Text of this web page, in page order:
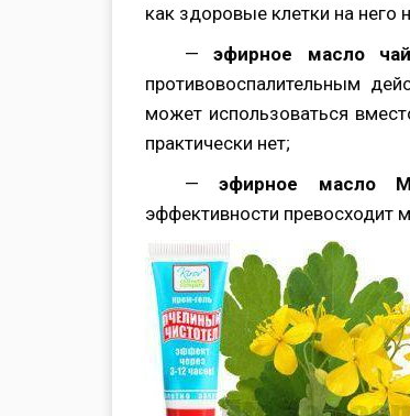
как здоровые клетки на него
—эфирное масло
противовоспалительным
может использоваться
практически нет;
—эфирное масло
эффективности превосходит